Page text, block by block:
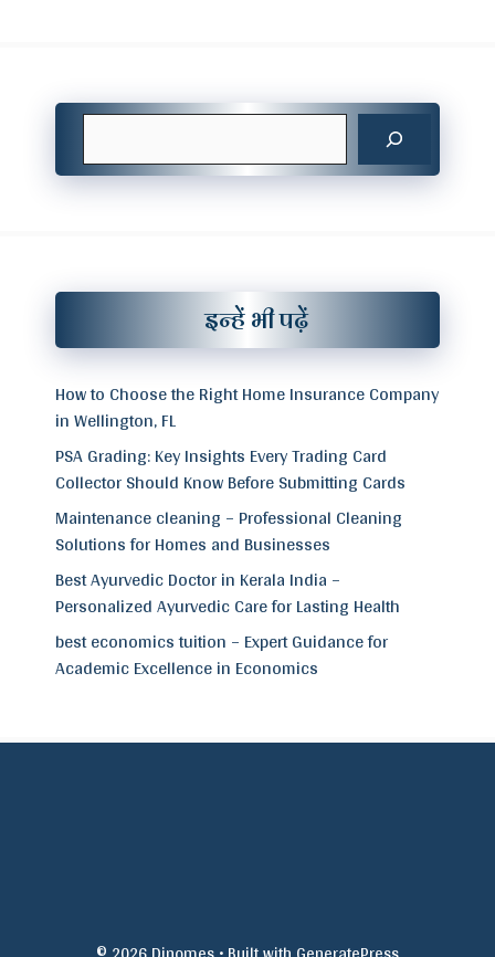
Search
इन्हें भी पढ़ें
How to Choose the Right Home Insurance Company
in Wellington, FL
PSA Grading: Key Insights Every Trading Card
Collector Should Know Before Submitting Cards
Maintenance cleaning – Professional Cleaning
Solutions for Homes and Businesses
Best Ayurvedic Doctor in Kerala India –
Personalized Ayurvedic Care for Lasting Health
best economics tuition – Expert Guidance for
Academic Excellence in Economics